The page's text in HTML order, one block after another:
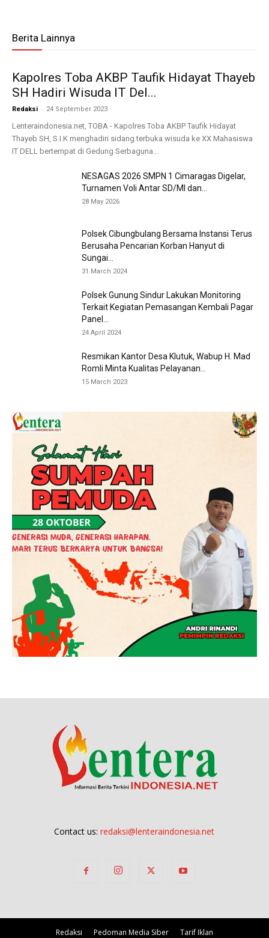
Berita Lainnya
Kapolres Toba AKBP Taufik Hidayat Thayeb
SH Hadiri Wisuda IT Del...
Redaksi - 24 September 2023
Lenteraindonesia.net, TOBA - Kapolres Toba AKBP Taufik Hidayat
Thayeb SH, S.I.K menghadiri sidang terbuka wisuda ke XX Mahasiswa
IT DELL bertempat di Gedung Serbaguna...
NESAGAS 2026 SMPN 1 Cimaragas Digelar,
Turnamen Voli Antar SD/MI dan...
28 May 2026
Polsek Cibungbulang Bersama Instansi Terus
Berusaha Pencarian Korban Hanyut di
Sungai...
31 March 2024
Polsek Gunung Sindur Lakukan Monitoring
Terkait Kegiatan Pemasangan Kembali Pagar
Panel...
24 April 2024
Resmikan Kantor Desa Klutuk, Wabup H. Mad
Romli Minta Kualitas Pelayanan...
15 March 2023
Contact us:redaksi@lenteraindonesia.net
Redaksi Pedoman Media Siber Tarif Iklan